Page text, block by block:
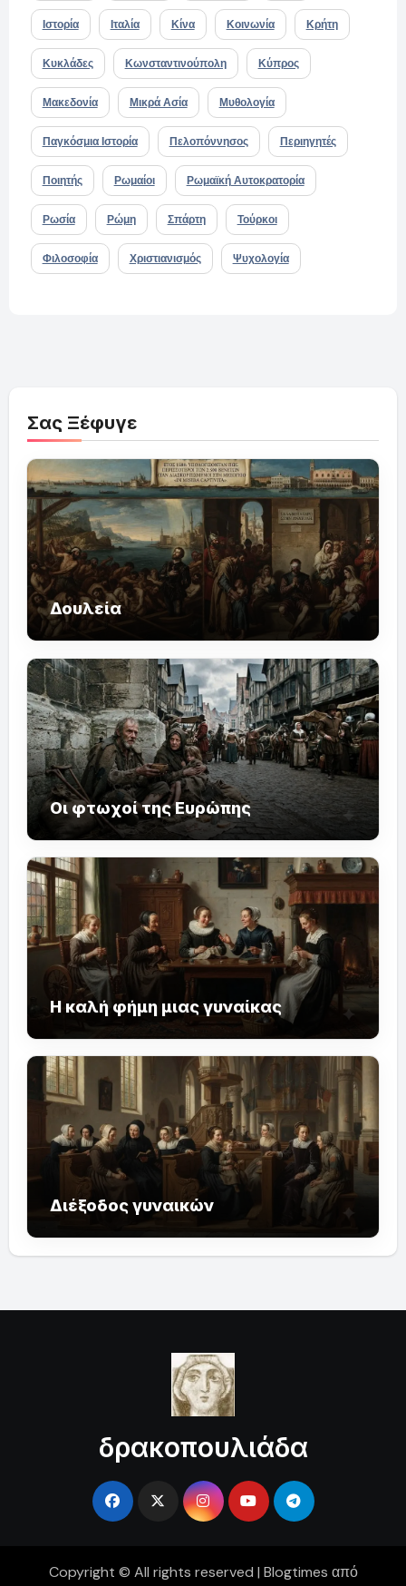
Ιστορία Ιταλία Κίνα Κοινωνία Κρήτη
Κυκλάδες Κωνσταντινούπολη Κύπρος
Μακεδονία Μικρά Ασία Μυθολογία
Παγκόσμια Ιστορία Πελοπόννησος Περιηγητές
Ποιητής Ρωμαίοι Ρωμαϊκή Αυτοκρατορία
Ρωσία Ρώμη Σπάρτη Τούρκοι
Φιλοσοφία Χριστιανισμός Ψυχολογία
Σας Ξέφυγε
Δουλεία
Οι φτωχοί της Ευρώπης
Η καλή φήμη μιας γυναίκας
Διέξοδος γυναικών
δρακοπουλιάδα
Copyright © All rights reserved | Blogtimes από